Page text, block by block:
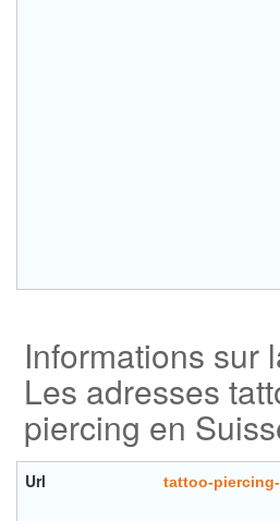
Informations sur
Les adresses
piercing en
Url tattoo-